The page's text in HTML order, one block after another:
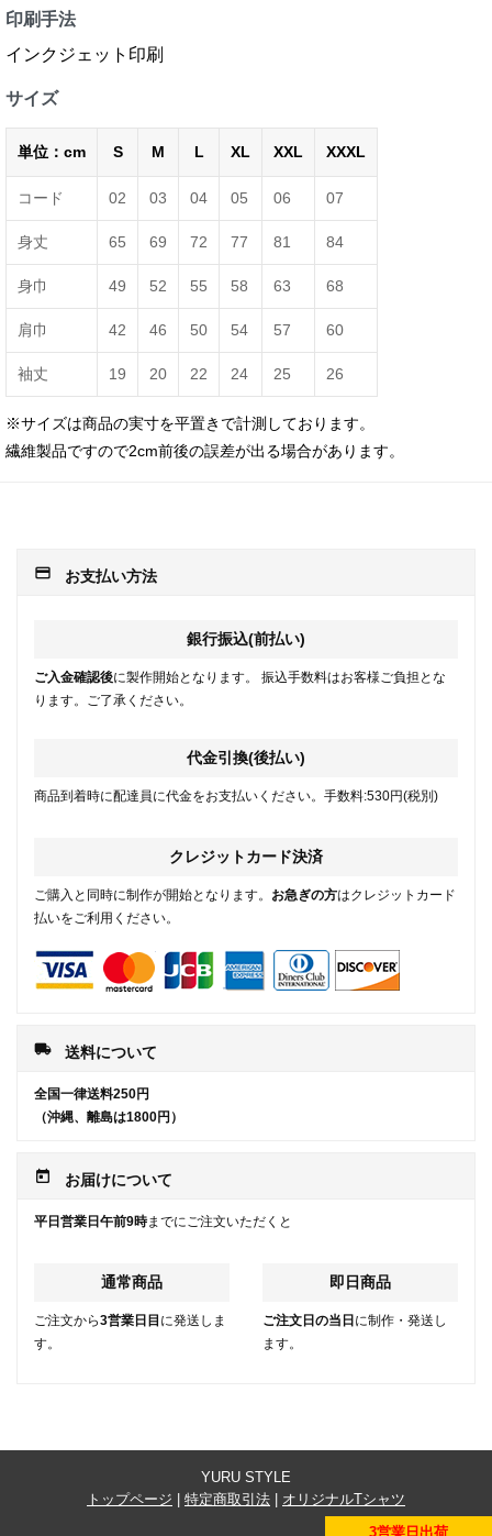
印刷手法
インクジェット印刷
サイズ
単位：cm S M L XL XXL XXXL
コード 02 03 04 05 06 07
身丈 65 69 72 77 81 84
身巾 49 52 55 58 63 68
肩巾 42 46 50 54 57 60
袖丈 19 20 22 24 25 26
※サイズは商品の実寸を平置きで計測しております。
繊維製品ですので2cm前後の誤差が出る場合があります。
payment お支払い方法
銀行振込(前払い)
ご入金確認後に製作開始となります。 振込手数料はお客様ご負担とな
ります。ご了承ください。
代金引換(後払い)
商品到着時に配達員に代金をお支払いください。手数料:530円(税別)
クレジットカード決済
ご購入と同時に制作が開始となります。 お急ぎの方はクレジットカード
払いをご利用ください。
local_shipping 送料について
全国一律送料250円
（沖縄、離島は1800円）
today お届けについて
平日営業日午前9時までにご注文いただくと
通常商品
ご注文から3営業日目 に発送しま
す。
即日商品
ご注文日の当日 に制作・発送し
ます。
YURU STYLE
トップページ
特定商取引法
オリジナルTシャツ
3営業日出荷